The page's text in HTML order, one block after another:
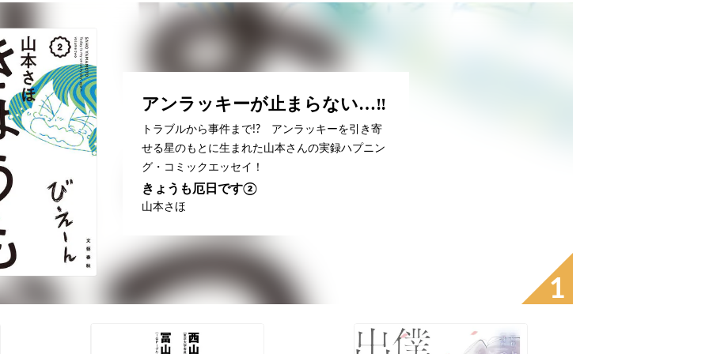
1
アンラッキーが止まらない…‼
トラブルから事件まで!? アンラッキーを引き寄
せる星のもとに生まれた山本さんの実録ハプニン
グ・コミックエッセイ！
きょうも厄日です②
山本さほ